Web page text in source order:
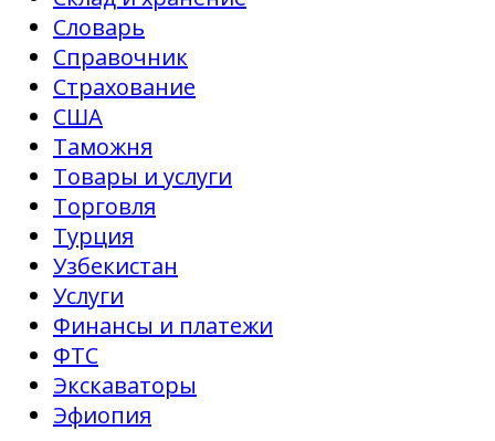
Словарь
Справочник
Страхование
США
Таможня
Товары и услуги
Торговля
Турция
Узбекистан
Услуги
Финансы и платежи
ФТС
Экскаваторы
Эфиопия